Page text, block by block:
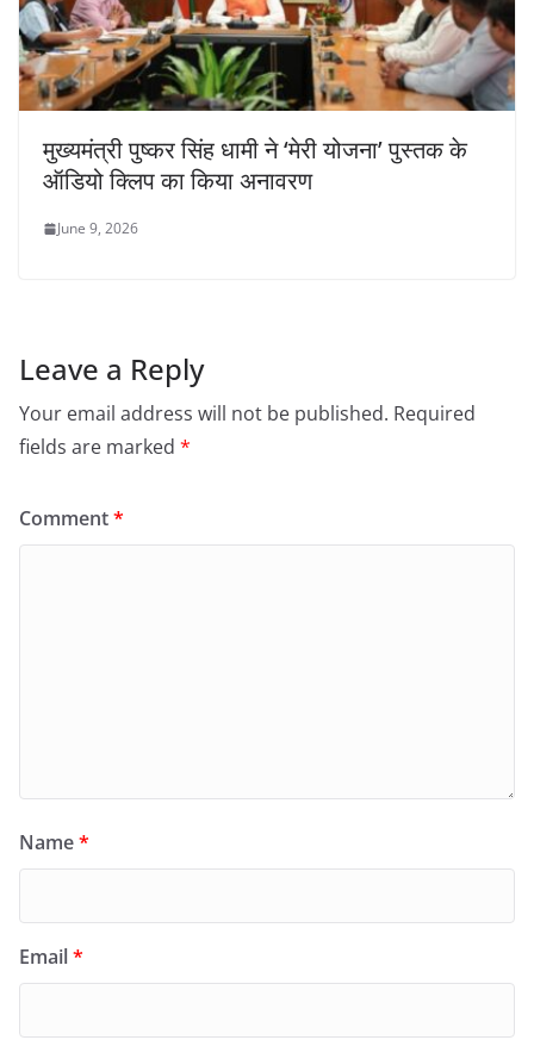
मुख्यमंत्री पुष्कर सिंह धामी ने ‘मेरी योजना’ पुस्तक के
ऑडियो क्लिप का किया अनावरण
June 9, 2026
Leave a Reply
Your email address will not be published. Required
fields are marked *
Comment*
Name*
Email*